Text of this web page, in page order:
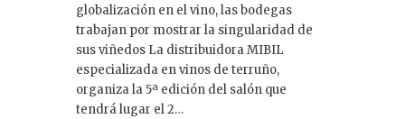
globalización en el vino, las bodegas
trabajan por mostrar la singularidad de
sus viñedos La distribuidora MIBIL
especializada en vinos de terruño,
organiza la 5ª edición del salón que
tendrá lugar el 2…